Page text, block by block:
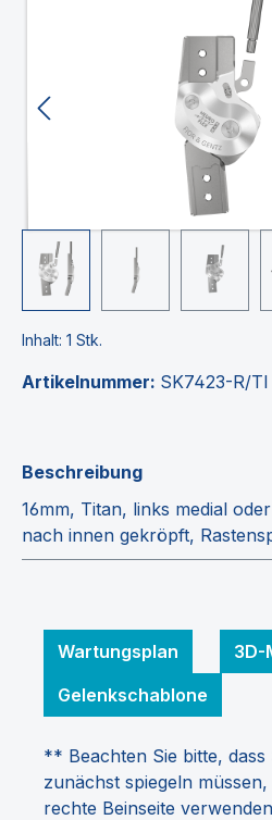
Inhalt: 1 Stk.
Artikelnummer: SK7423-R/TI
Beschreibung
16mm, Titan, links medial
nach innen gekröpft,
Wartungsplan
3D-
Gelenkschablone
** Beachten Sie bitte, dass
zunächst spiegeln
rechte Beinseite